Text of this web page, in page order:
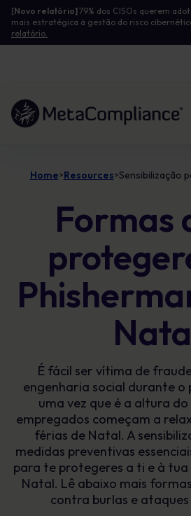
[Novo relatório]79% dos CISOs querem
mais estratégica à gestão do risco
relatório.
Ligação à página inicial
Home>Resources>Sensibilização
Formas
É fácil ser vítima de
engenharia social durante o
uma vez que é a altura
empregados começam a
férias de Natal. A
medidas preventivas
para te protegeres a ti e à
Natal. Lê abaixo mais
contra burlas e